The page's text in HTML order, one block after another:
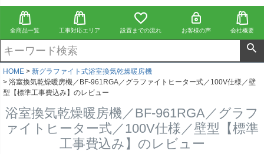
全商品一覧 工事対応エリア 設置までの流れ お客様の声 会社概要
HOME
新グラファイト式浴室換気乾燥暖房機
浴室換気乾燥暖房機／BF-961RGA／グラファイトヒーター式／100V仕様／壁
型【標準工事費込み】のレビュー
浴室換気乾燥暖房機／BF-961RGA／グラフ
ァイトヒーター式／100V仕様／壁型【標準
工事費込み】のレビュー